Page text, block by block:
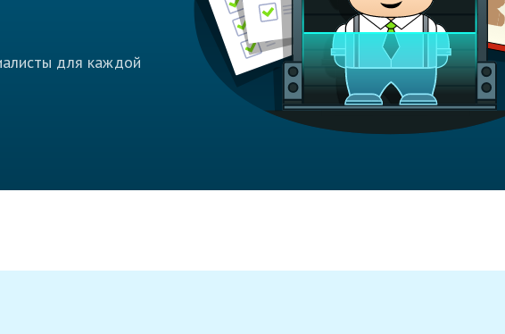
для каждой